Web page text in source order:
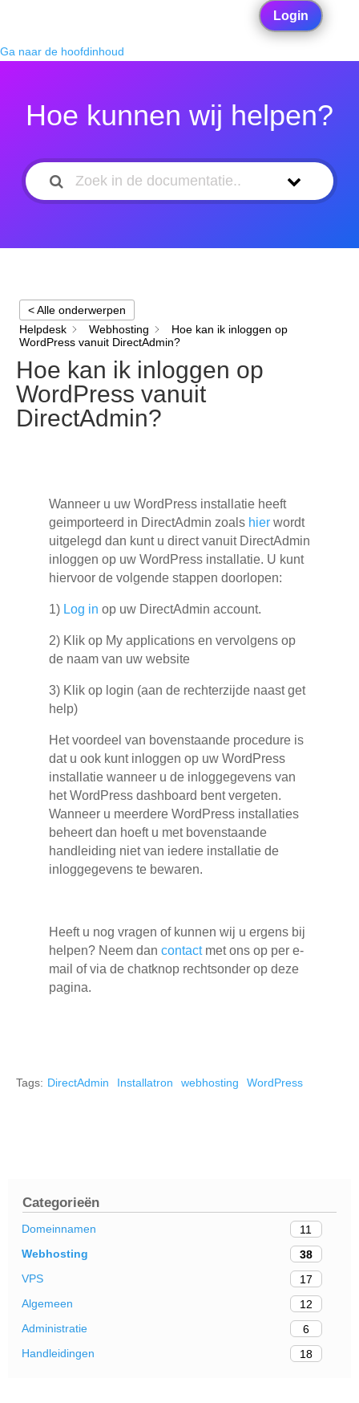
Login
Ga naar de hoofdinhoud
Hoe kunnen wij helpen?
Categorieën
Domeinnamen
11
Webhosting
38
VPS
17
Algemeen
12
Administratie
6
Handleidingen
18
< Alle onderwerpen
Helpdesk
Webhosting
Hoe kan ik inloggen op
WordPress vanuit DirectAdmin?
Hoe kan ik inloggen op
WordPress vanuit
DirectAdmin?
Wanneer u uw WordPress installatie heeft
geimporteerd in DirectAdmin zoals hierwordt
uitgelegd dan kunt u direct vanuit DirectAdmin
inloggen op uw WordPress installatie. U kunt
hiervoor de volgende stappen doorlopen:
1) Log in op uw DirectAdmin account.
2) Klik op My applications en vervolgens op
de naam van uw website
3) Klik op login (aan de rechterzijde naast get
help)
Het voordeel van bovenstaande procedure is
dat u ook kunt inloggen op uw WordPress
installatie wanneer u de inloggegevens van
het WordPress dashboard bent vergeten.
Wanneer u meerdere WordPress installaties
beheert dan hoeft u met bovenstaande
handleiding niet van iedere installatie de
inloggegevens te bewaren.
Heeft u nog vragen of kunnen wij u ergens bij
helpen? Neem dan contactmet ons op per e-
mail of via de chatknop rechtsonder op deze
pagina.
Tags: DirectAdmin Installatron webhosting WordPress